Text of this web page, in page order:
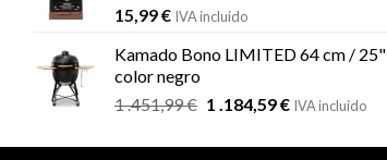
15,99€ IVA incluido
Kamado Bono LIMITED 64 cm / 25"
color negro
1 .451,99€ El
original
1 .184,59€El
actual
IVA incluido